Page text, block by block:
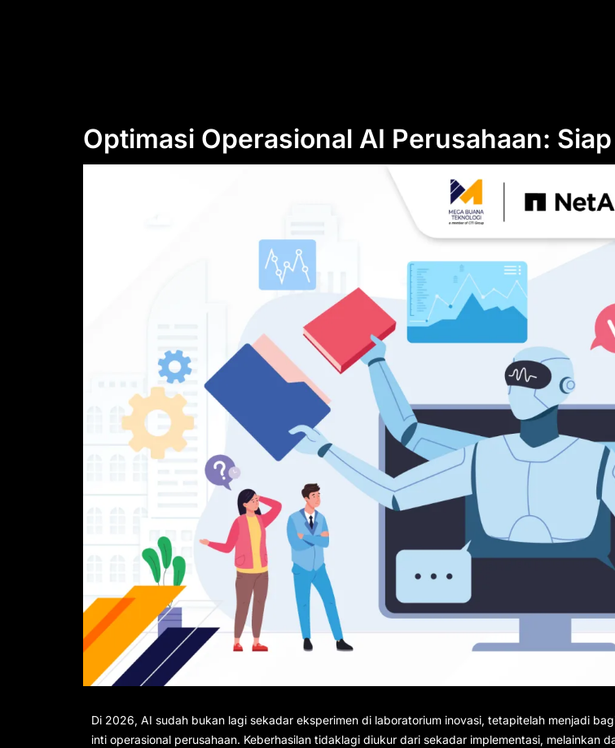
Optimasi Operasional AI Perusahaan:
Di 2026, AI sudah bukan lagi sekadar eksperimen di laboratorium inovasi, tetapitelah menjadi
inti operasional perusahaan. Keberhasilan tidaklagi diukur dari sekadar implementasi, melainkan